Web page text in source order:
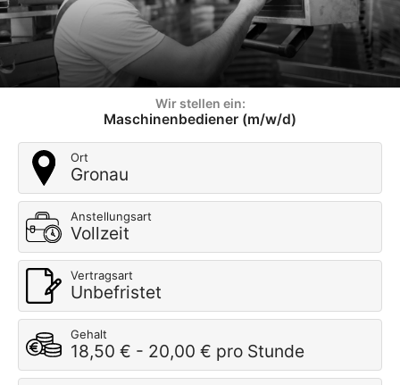
Wir stellen ein:
Maschinenbediener (m/w/d)
Ort
Gronau
Anstellungsart
Vollzeit
Vertragsart
Unbefristet
Gehalt
18,50 € - 20,00 € pro Stunde